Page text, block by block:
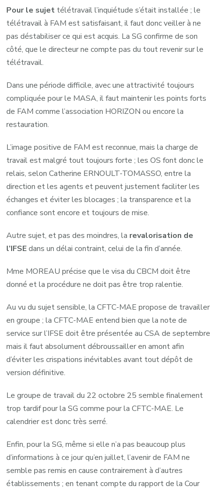
Pour le sujet télétravail l’inquiétude s’était installée ; le
télétravail à FAM est satisfaisant, il faut donc veiller à ne
pas déstabiliser ce qui est acquis. La SG confirme de son
côté, que le directeur ne compte pas du tout revenir sur le
télétravail.
Dans une période difficile, avec une attractivité toujours
compliquée pour le MASA, il faut maintenir les points forts
de FAM comme l’association HORIZON ou encore la
restauration.
L’image positive de FAM est reconnue, mais la charge de
travail est malgré tout toujours forte ; les OS font donc le
relais, selon Catherine ERNOULT-TOMASSO, entre la
direction et les agents et peuvent justement faciliter les
échanges et éviter les blocages ; la transparence et la
confiance sont encore et toujours de mise.
Autre sujet, et pas des moindres, la revalorisation de
l’IFSEdans un délai contraint, celui de la fin d’année.
Mme MOREAU précise que le visa du CBCM doit être
donné et la procédure ne doit pas être trop ralentie.
Au vu du sujet sensible, la CFTC-MAE propose de travailler
en groupe ; la CFTC-MAE entend bien que la note de
service sur l’IFSE doit être présentée au CSA de septembre
mais il faut absolument débroussailler en amont afin
d’éviter les crispations inévitables avant tout dépôt de
version définitive.
Le groupe de travail du 22 octobre 25 semble finalement
trop tardif pour la SG comme pour la CFTC-MAE. Le
calendrier est donc très serré.
Enfin, pour la SG, même si elle n’a pas beaucoup plus
d’informations à ce jour qu’en juillet, l’avenir de FAM ne
semble pas remis en cause contrairement à d’autres
établissements ; en tenant compte du rapport de la Cour